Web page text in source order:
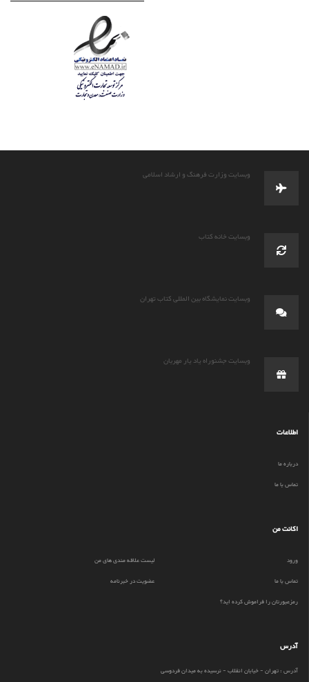
وبسایت وزارت فرهنگ و ارشاد اسلامی
وبسایت خانه کتاب
وبسایت نمایشگاه بین المللی کتاب تهران
وبسایت جشنوراه یاد یار مهربان
اطلاعات
درباره ما
تماس با ما
اکانت من
ورود
لیست علاقه مندی های من
تماس با ما
عضویت در خبرنامه
رمزعبورتان را فراموش کرده اید؟
آدرس
آدرس : تهران - خیابان انقلاب - نرسیده به میدان فردوسی